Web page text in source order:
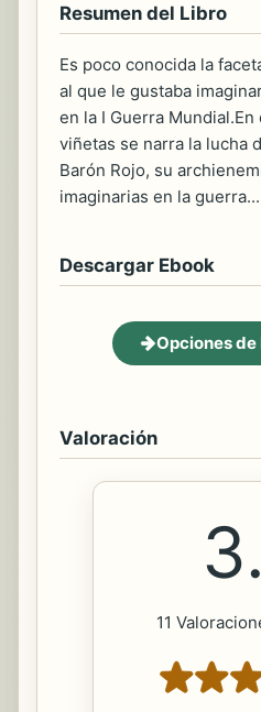
Resumen del Libro
Es poco conocida la
al que le gustaba
en la I Guerra
viñetas se narra la lucha
Barón Rojo, su
imaginarias en la guerra...
Descargar Ebook
Opciones
Valoración
11